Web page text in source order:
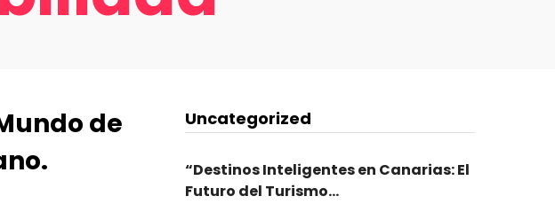
Beneficios para el destino
turístico
Responsabilidad Social
Corporativa
de
Uncategorized
“Destinos Inteligentes en Canarias: El
Futuro del Turismo...